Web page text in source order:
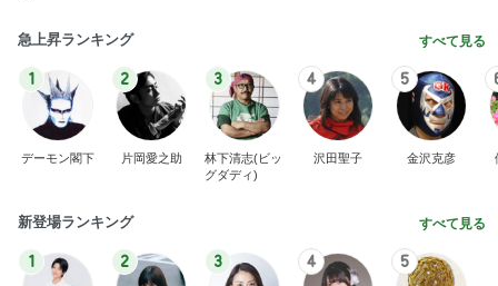
急上昇ランキング すべて見る
1
デーモン閣下
2
片岡愛之助
3
林下清志(ビッ
グダディ)
4
沢田聖子
5
金沢克彦
新登場ランキング すべて見る
1 2 3 4 5